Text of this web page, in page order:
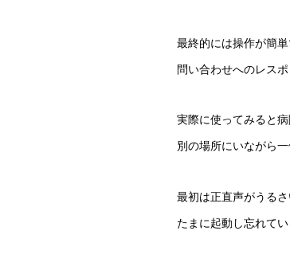
最終的には操作が簡
問い合わせへのレス
実際に使ってみると病
別の場所にいながら
最初は正直声がうるさ
たまに起動し忘れて